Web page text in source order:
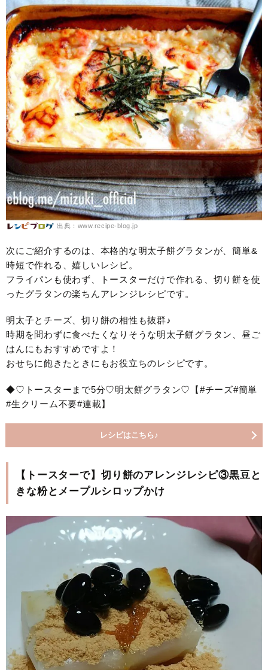
出典：www.recipe-blog.jp
次にご紹介するのは、本格的な明太子餅グラタンが、簡単&
時短で作れる、嬉しいレシピ。
フライパンも使わず、トースターだけで作れる、切り餅を使
ったグラタンの楽ちんアレンジレシピです。
明太子とチーズ、切り餅の相性も抜群♪
時期を問わずに食べたくなりそうな明太子餅グラタン、昼ご
はんにもおすすめですよ！
おせちに飽きたときにもお役立ちのレシピです。
◆♡トースターまで5分♡明太餅グラタン♡【#チーズ#簡単
#生クリーム不要#連載】
レシピはこちら♪
【トースターで】切り餅のアレンジレシピ③黒豆と
きな粉とメープルシロップかけ